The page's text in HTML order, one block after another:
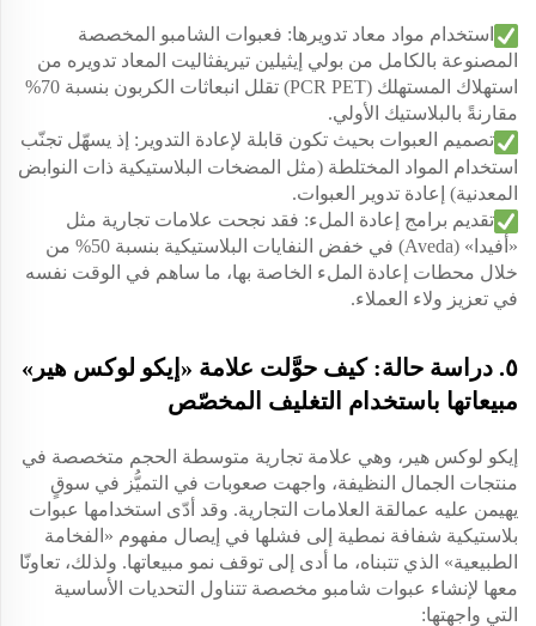
استخدام مواد معاد تدويرها: فعبوات الشامبو المخصصة
المصنوعة بالكامل من بولي إيثيلين تيريفثاليت المعاد تدويره من
استهلاك المستهلك (PCR PET) تقلل انبعاثات الكربون بنسبة 70%
مقارنةً بالبلاستيك الأولي.
تصميم العبوات بحيث تكون قابلة لإعادة التدوير: إذ يسهّل تجنّب
استخدام المواد المختلطة (مثل المضخات البلاستيكية ذات النوابض
المعدنية) إعادة تدوير العبوات.
تقديم برامج إعادة الملء: فقد نجحت علامات تجارية مثل
«أفيدا» (Aveda) في خفض النفايات البلاستيكية بنسبة 50% من
خلال محطات إعادة الملء الخاصة بها، ما ساهم في الوقت نفسه
في تعزيز ولاء العملاء.
٥. دراسة حالة: كيف حوَّلت علامة «إيكو لوكس هير»
مبيعاتها باستخدام التغليف المخصّص
إيكو لوكس هير، وهي علامة تجارية متوسطة الحجم متخصصة في
منتجات الجمال النظيفة، واجهت صعوبات في التميُّز في سوقٍ
يهيمن عليه عمالقة العلامات التجارية. وقد أدّى استخدامها عبوات
بلاستيكية شفافة نمطية إلى فشلها في إيصال مفهوم «الفخامة
الطبيعية» الذي تتبناه، ما أدى إلى توقف نمو مبيعاتها. ولذلك، تعاونّا
معها لإنشاء عبوات شامبو مخصصة تتناول التحديات الأساسية
التي واجهتها: